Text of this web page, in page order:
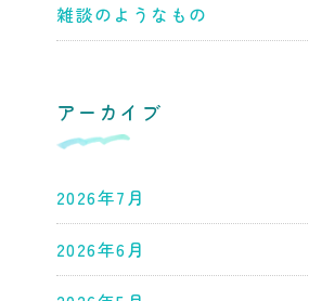
雑談のようなもの
アーカイブ
2026年7月
2026年6月